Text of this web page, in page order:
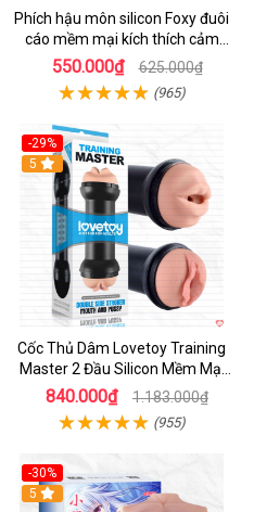
Phích hậu môn silicon Foxy đuôi
cáo mềm mại kích thích cảm
giác mới
550.000₫ 625.000₫
(965)
-29%
Hot
5
Cốc Thủ Dâm Lovetoy Training
Master 2 Đầu Silicon Mềm Mại
Tiện Lợi
840.000₫ 1.183.000₫
(955)
-30%
Hot
5